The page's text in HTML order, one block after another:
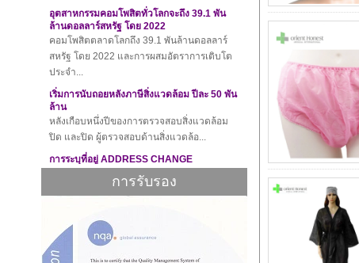
ล้านดอลลาร์สหรัฐ โดย 2022
คอมโพสิตตลาดโลกถึง 39.1 พันล้านดอลลาร์
สหรัฐ โดย 2022 และการผสมอัตราการเติบโต
ประจำ...
เริ่มการนับถอยหลังภาษีสิ่งแวดล้อม ปีละ 50 พัน
ล้าน
หลังเกือบหนึ่งปีของการตรวจสอบสิ่งแวดล้อม
ปิด และปิด ผู้ตรวจสอบด้านสิ่งแวดล้อ...
การระบุที่อยู่ ADDRESS CHANGE
เรียนลูกค้าผู้ทรงคุณค่า: เนื่องจาก บริษัท ของ
เราเติบโตขึ้นอย่างรวดเร็วเพื่อตอ...
สำนักงานของเราได้ปิดทำการชั่วคราวตั้งแต่...
กฎเกณฑ์ใหม่สำหรับศุลกากรของไทย! ความ
ไม่รอบคอบเล็กน้อยจะส่งผลให้เกิดค่าปรับสูง!
การรับรอง